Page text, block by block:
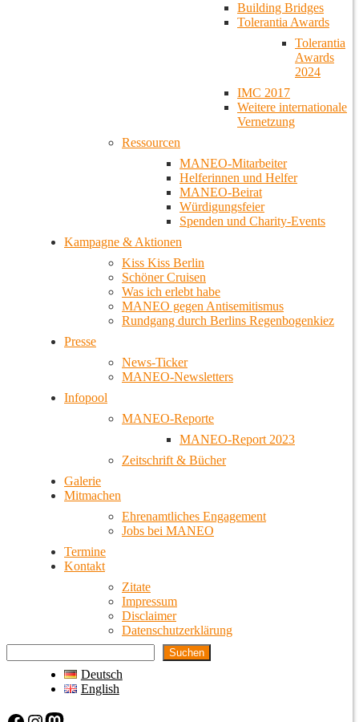
Building Bridges
Tolerantia Awards
Tolerantia
Awards
2024
IMC 2017
Weitere internationale
Vernetzung
Ressourcen
MANEO-Mitarbeiter
Helferinnen und Helfer
MANEO-Beirat
Würdigungsfeier
Spenden und Charity-Events
Kampagne & Aktionen
Kiss Kiss Berlin
Schöner Cruisen
Was ich erlebt habe
MANEO gegen Antisemitismus
Rundgang durch Berlins Regenbogenkiez
Presse
News-Ticker
MANEO-Newsletters
Infopool
MANEO-Reporte
MANEO-Report 2023
Zeitschrift & Bücher
Galerie
Mitmachen
Ehrenamtliches Engagement
Jobs bei MANEO
Termine
Kontakt
Zitate
Impressum
Disclaimer
Datenschutzerklärung
Suchen
Deutsch
English